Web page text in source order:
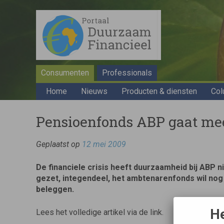
Consumenten
Professionals
Home
Nieuws Producten & diensten
Pensioenfonds ABP gaat
Geplaatst op 12 mei 2009
De financiele crisis heeft duurzaamheid bij ABP
gezet, integendeel, het ambtenarenfonds wil
beleggen.
Lees het volledige artikel via de link.